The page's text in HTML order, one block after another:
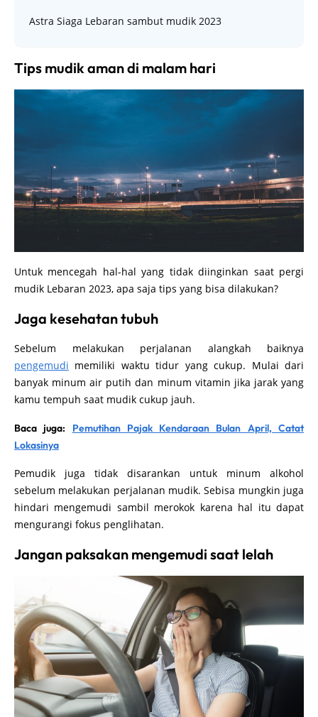
Astra Siaga Lebaran sambut mudik 2023
Tips mudik aman di malam hari
Untuk mencegah hal-hal yang tidak diinginkan saat pergi
mudik Lebaran 2023, apa saja tips yang bisa dilakukan?
Jaga kesehatan tubuh
Sebelum melakukan perjalanan alangkah baiknya
pengemudi memiliki waktu tidur yang cukup. Mulai dari
banyak minum air putih dan minum vitamin jika jarak yang
kamu tempuh saat mudik cukup jauh.
Baca juga: Pemutihan Pajak Kendaraan Bulan April, Catat
Lokasinya
Pemudik juga tidak disarankan untuk minum alkohol
sebelum melakukan perjalanan mudik. Sebisa mungkin juga
hindari mengemudi sambil merokok karena hal itu dapat
mengurangi fokus penglihatan.
Jangan paksakan mengemudi saat lelah